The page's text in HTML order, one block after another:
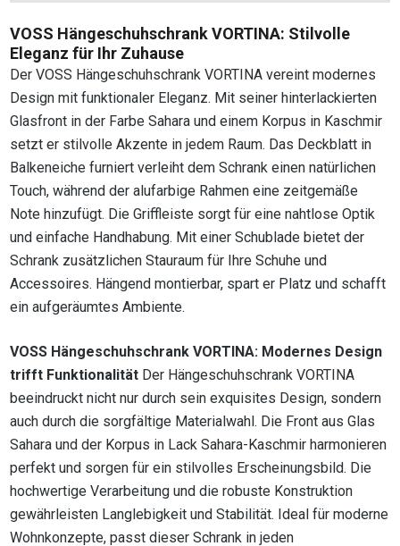
VOSS Hängeschuhschrank VORTINA: Stilvolle
Eleganz für Ihr Zuhause
Der VOSS Hängeschuhschrank VORTINA vereint modernes
Design mit funktionaler Eleganz. Mit seiner hinterlackierten
Glasfront in der Farbe Sahara und einem Korpus in Kaschmir
setzt er stilvolle Akzente in jedem Raum. Das Deckblatt in
Balkeneiche furniert verleiht dem Schrank einen natürlichen
Touch, während der alufarbige Rahmen eine zeitgemäße
Note hinzufügt. Die Griffleiste sorgt für eine nahtlose Optik
und einfache Handhabung. Mit einer Schublade bietet der
Schrank zusätzlichen Stauraum für Ihre Schuhe und
Accessoires. Hängend montierbar, spart er Platz und schafft
ein aufgeräumtes Ambiente.
VOSS Hängeschuhschrank VORTINA: Modernes Design
trifft Funktionalität Der Hängeschuhschrank VORTINA
beeindruckt nicht nur durch sein exquisites Design, sondern
auch durch die sorgfältige Materialwahl. Die Front aus Glas
Sahara und der Korpus in Lack Sahara-Kaschmir harmonieren
perfekt und sorgen für ein stilvolles Erscheinungsbild. Die
hochwertige Verarbeitung und die robuste Konstruktion
gewährleisten Langlebigkeit und Stabilität. Ideal für moderne
Wohnkonzepte, passt dieser Schrank in jeden